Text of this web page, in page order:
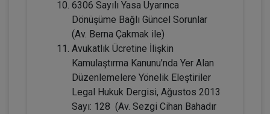
6306 Sayılı Yasa Uyarınca
Dönüşüme Bağlı Güncel Sorunlar
(Av. Berna Çakmak ile)
Avukatlık Ücretine İlişkin
Kamulaştırma Kanunu’nda Yer Alan
Düzenlemelere Yönelik Eleştiriler
Legal Hukuk Dergisi, Ağustos 2013
Sayı: 128 (Av. Sezgi Cihan Bahadır